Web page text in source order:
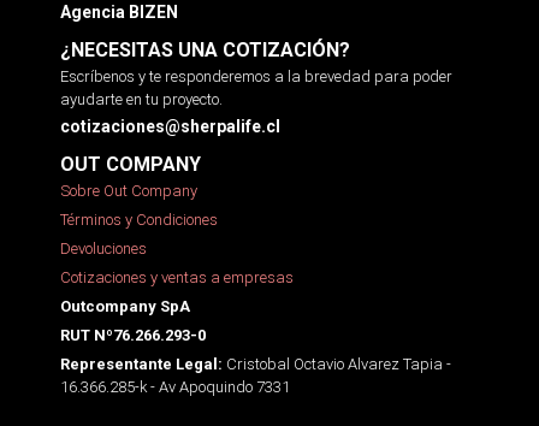
Agencia BIZEN
¿NECESITAS UNA COTIZACIÓN?
Escríbenos y te responderemos a la brevedad para poder
ayudarte en tu proyecto.
cotizaciones@sherpalife.cl
OUT COMPANY
Sobre Out Company
Términos y Condiciones
Devoluciones
Cotizaciones y ventas a empresas
Outcompany SpA
RUT Nº76.266.293-0
Representante Legal: Cristobal Octavio Alvarez Tapia -
16.366.285-k - Av Apoquindo 7331